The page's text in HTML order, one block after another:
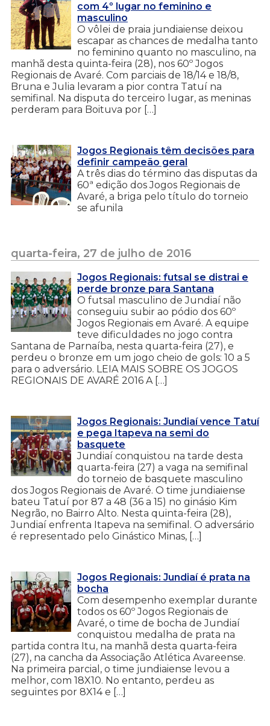
com 4º lugar no feminino e
masculino
O vôlei de praia jundiaiense deixou
escapar as chances de medalha tanto
no feminino quanto no masculino, na
manhã desta quinta-feira (28), nos 60º Jogos
Regionais de Avaré. Com parciais de 18/14 e 18/8,
Bruna e Julia levaram a pior contra Tatuí na
semifinal. Na disputa do terceiro lugar, as meninas
perderam para Boituva por […]
Jogos Regionais têm decisões para
definir campeão geral
A três dias do término das disputas da
60ª edição dos Jogos Regionais de
Avaré, a briga pelo título do torneio
se afunila
quarta-feira, 27 de julho de 2016
Jogos Regionais: futsal se distrai e
perde bronze para Santana
O futsal masculino de Jundiaí não
conseguiu subir ao pódio dos 60º
Jogos Regionais em Avaré. A equipe
teve dificuldades no jogo contra
Santana de Parnaíba, nesta quarta-feira (27), e
perdeu o bronze em um jogo cheio de gols: 10 a 5
para o adversário. LEIA MAIS SOBRE OS JOGOS
REGIONAIS DE AVARÉ 2016 A […]
Jogos Regionais: Jundiaí vence Tatuí
e pega Itapeva na semi do
basquete
Jundiaí conquistou na tarde desta
quarta-feira (27) a vaga na semifinal
do torneio de basquete masculino
dos Jogos Regionais de Avaré. O time jundiaiense
bateu Tatuí por 87 a 48 (36 a 15) no ginásio Kim
Negrão, no Bairro Alto. Nesta quinta-feira (28),
Jundiaí enfrenta Itapeva na semifinal. O adversário
é representado pelo Ginástico Minas, […]
Jogos Regionais: Jundiaí é prata na
bocha
Com desempenho exemplar durante
todos os 60º Jogos Regionais de
Avaré, o time de bocha de Jundiaí
conquistou medalha de prata na
partida contra Itu, na manhã desta quarta-feira
(27), na cancha da Associação Atlética Avareense.
Na primeira parcial, o time jundiaiense levou a
melhor, com 18X10. No entanto, perdeu as
seguintes por 8X14 e […]